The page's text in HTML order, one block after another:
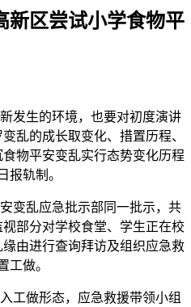
新区尝试小学食物平
生的环境，也要对初度演讲
乱的成长取变化、措置历程、
物平安变乱实行态势变化历程
报轨制。
乱应急批示部同一批示，共
部分对学校食堂、学生正在校
由进行查询拜访及组织应急救
工做。
做形态，应急救援带领小组